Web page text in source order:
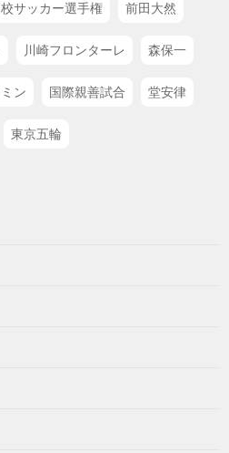
サッカー選手権 前田大然
川崎フロンターレ 森保一
ン 国際親善試合 堂安律
東京五輪